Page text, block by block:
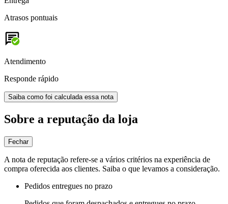
Atrasos pontuais
Atendimento
Responde rápido
Saiba como foi calculada essa nota
Sobre a reputação da loja
Fechar
A nota de reputação refere-se a vários critérios na experiência de
compra oferecida aos clientes. Saiba o que levamos a consideração.
Pedidos entregues no prazo